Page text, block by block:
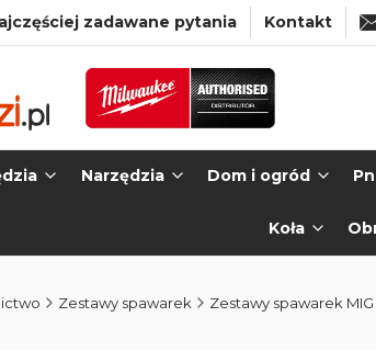
zadawane pytania Kontakt
Narzędzia Dom i ogród
Koła
Zestawy spawarek Zestawy spawarek MIG